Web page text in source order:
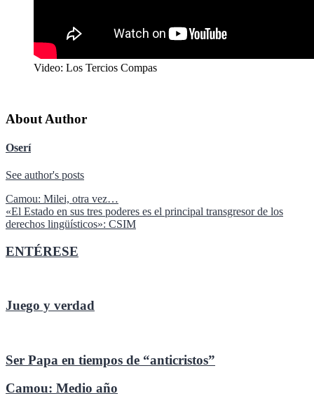
Video: Los Tercios Compas
About Author
Oserí
See author's posts
Navegación
de
Camou: Milei, otra vez…
«El Estado en sus tres poderes es el principal transgresor de los
derechos lingüísticos»: CSIM
ENTÉRESE
Juego y verdad
Ser Papa en tiempos de “anticristos”
Camou: Medio año